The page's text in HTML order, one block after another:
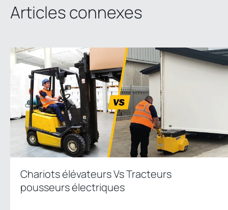
Articles connexes
Chariots élévateurs Vs Tracteurs
pousseurs électriques